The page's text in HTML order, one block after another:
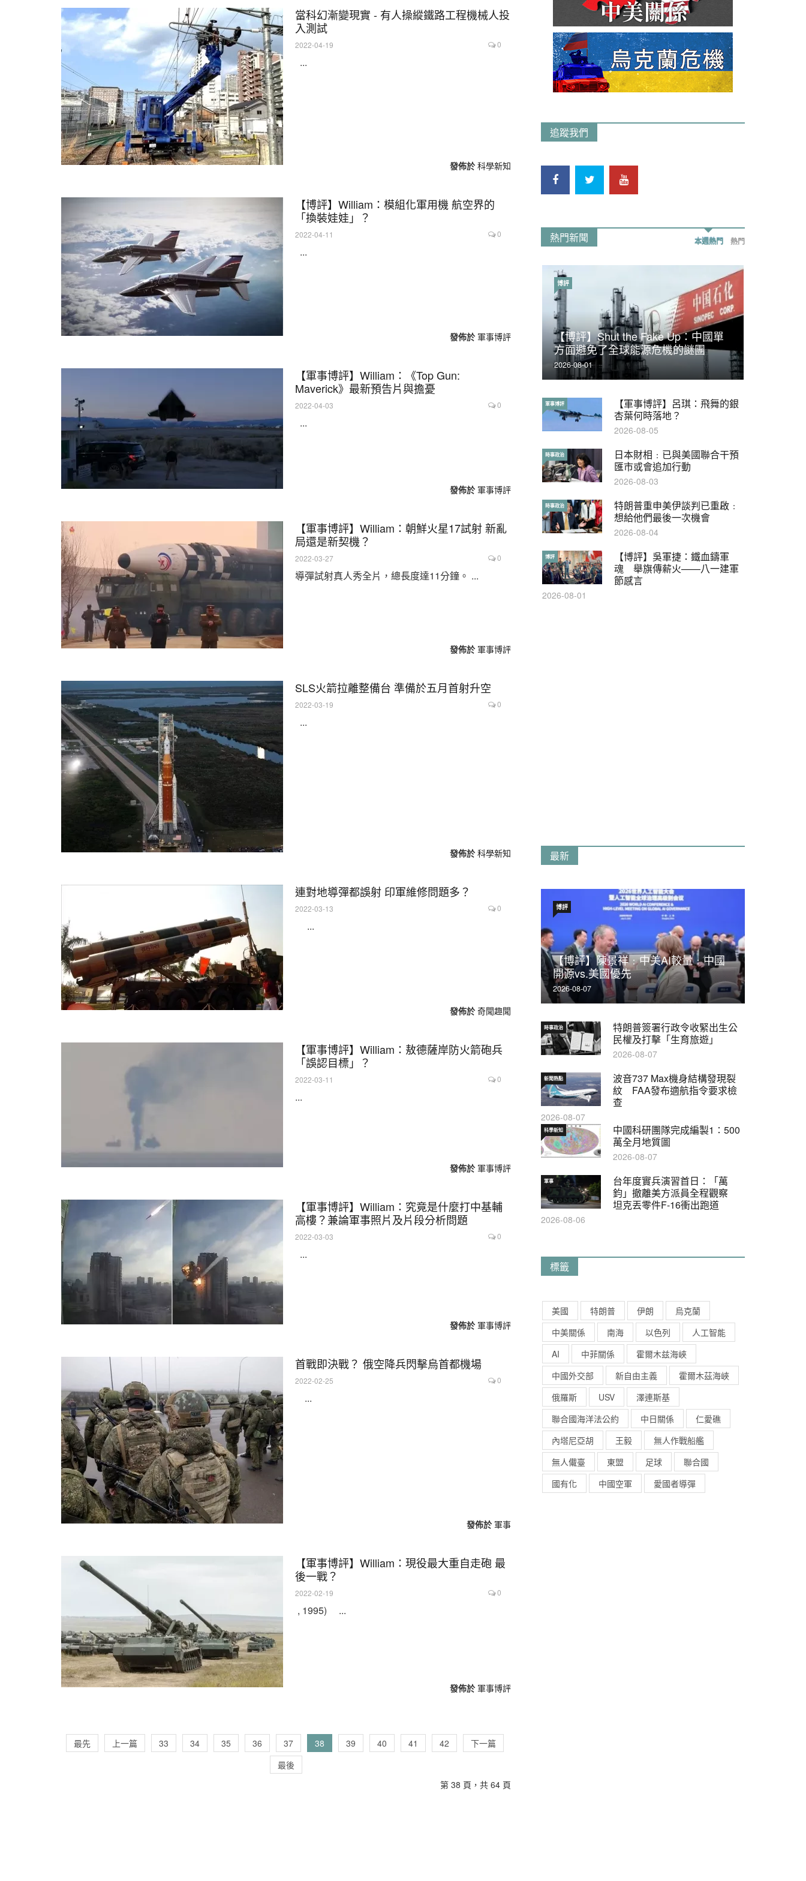
當科幻漸變現實 - 有人操縱鐵路工程機械人投
入測試
2022-04-19 0
...
發佈於 科學新知
【博評】William：模組化軍用機 航空界的
「換裝娃娃」？
2022-04-11 0
...
發佈於 軍事博評
【軍事博評】William：《Top Gun:
Maverick》最新預告片與擔憂
2022-04-03 0
...
發佈於 軍事博評
【軍事博評】William：朝鮮火星17試射 新亂
局還是新契機？
2022-03-27 0
導彈試射真人秀全片，總長度達11分鐘。 ...
發佈於 軍事博評
SLS火箭拉離整備台 準備於五月首射升空
2022-03-19 0
...
發佈於 科學新知
連對地導彈都誤射 印軍維修問題多？
2022-03-13 0
...
發佈於 奇聞趣聞
【軍事博評】William：敖德薩岸防火箭砲兵
「誤認目標」？
2022-03-11 0
...
發佈於 軍事博評
【軍事博評】William：究竟是什麼打中基輔
高樓？兼論軍事照片及片段分析問題
2022-03-03 0
...
發佈於 軍事博評
首戰即決戰？ 俄空降兵閃擊烏首都機場
2022-02-25 0
...
發佈於 軍事
【軍事博評】William：現役最大重自走砲 最
後一戰？
2022-02-19 0
, 1995) ...
發佈於 軍事博評
最先 上一篇 33 34 35 36 37 38 39 40 41 42
下一篇
最後
第 38 頁，共 64 頁
追蹤我們
熱門新聞 本週熱門 熱門
【博評】Shut the Fake Up：中國單
方面避免了全球能源危機的謎團
2026-08-01
博評
【軍事博評】呂琪：飛舞的銀
杏葉何時落地？
軍事博評
2026-08-05
日本財相﹕已與美國聯合干預
匯市或會追加行動
時事政治
2026-08-03
特朗普重申美伊談判已重啟﹕
想給他們最後一次機會
時事政治
2026-08-04
【博評】吳軍捷：鐵血鑄軍
魂 舉旗傳薪火——八一建軍
節感言
博評
2026-08-01
荃灣反黑組「砌生豬肉」砌錯O記臥
底4警員被控
2019-11-01
時事政治
【輕百科】被抽中當陪審員能
拒絕嗎？
輕百科
2017-10-17
【輕盤點】集會遊行陸續有
來？一文盡覽8月示威活動
輕盤點
2019-08-30
本港保護兒童法例雜亂互相矛
盾家長易墮法網
特稿
2019-05-21
【輕百科】甚麼按摩院要領
牌？顧客涉及刑責嗎？
輕百科
2021-05-13
最新
【博評】陳景祥﹕中美AI較量﹕中國
開源vs.美國優先
2026-08-07
博評
特朗普簽署行政令收緊出生公
民權及打擊「生育旅遊」
時事政治
2026-08-07
波音737 Max機身結構發現裂
紋 FAA發布適航指令要求檢
查
新聞熱點
2026-08-07
中國科研團隊完成編製1∶500
萬全月地質圖
科學新知
2026-08-07
台年度實兵演習首日：「萬
鈞」撤離美方派員全程觀察
坦克丟零件F-16衝出跑道
軍事
2026-08-06
標籤
美國 特朗普 伊朗
烏克蘭
中美關係
南海 以色列
人工智能
AI
中菲關係
霍爾木兹海峽
中國外交部
新自由主義
霍爾木茲海峽
俄羅斯
USV
澤連斯基
聯合國海洋法公約
中日關係
仁愛礁
內塔尼亞胡
王毅
無人作戰船艦
無人儎臺
東盟 足球
聯合國
國有化
中國空軍 愛國者導彈